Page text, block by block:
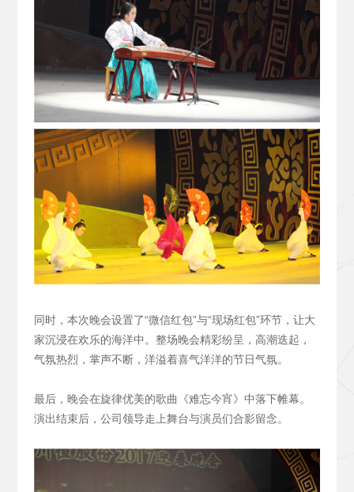
同时，本次晚会设置了“微信红包”与“现场红包”环节，让大
家沉浸在欢乐的海洋中。整场晚会精彩纷呈，高潮迭起，
气氛热烈，掌声不断，洋溢着喜气洋洋的节日气氛。
最后，晚会在旋律优美的歌曲《难忘今宵》中落下帷幕。
演出结束后，公司领导走上舞台与演员们合影留念。